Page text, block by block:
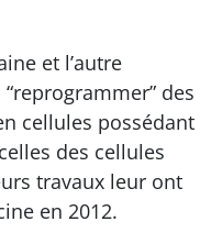
et l’autre
des
cellules possédant
des cellules
travaux leur ont
en 2012.